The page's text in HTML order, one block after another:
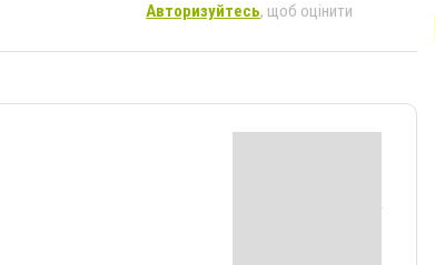
Авторизуйтесь, щоб оцінити